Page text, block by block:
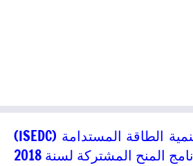
اليونسكو – مركز تنمية الطاقة المستدامة (ISEDC)
المنح المشتركة لسنة 2018